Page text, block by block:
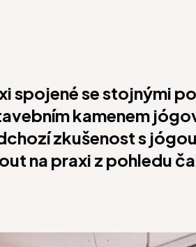
spojené se stojnými
kamenem
zkušenost s
na praxi z pohledu